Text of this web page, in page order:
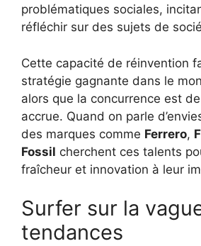
problématiques sociales,
réfléchir sur des sujets de
Cette capacité de réinvention
stratégie gagnante dans le
alors que la concurrence est
accrue. Quand on parle
des marques comme Ferrero,
Fossil cherchent ces talents
fraîcheur et innovation à leur
Surfer sur la
tendances